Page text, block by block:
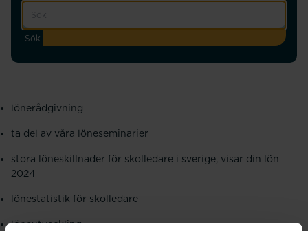
Sök
lönerådgivning
ta del av våra löneseminarier
stora löneskillnader för skolledare i sverige, visar din lön
2024
lönestatistik för skolledare
löneutveckling